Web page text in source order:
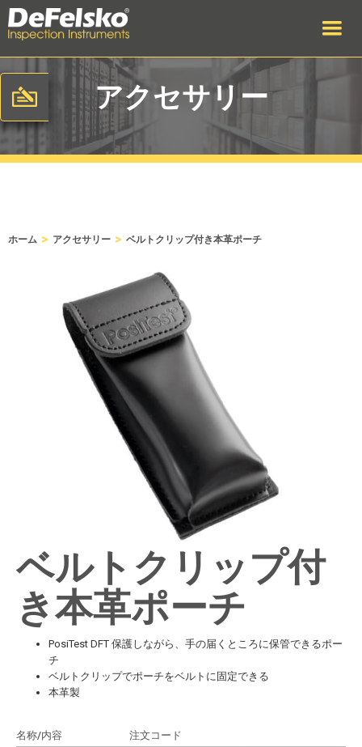
アクセサリー
ホーム > アクセサリー > ベルトクリップ付き本革ポーチ
ベルトクリップ付
き本革ポーチ
PosiTest DFT 保護しながら、手の届くところに保管できるポー
チ
ベルトクリップでポーチをベルトに固定できる
本革製
名称/内容 注文コード